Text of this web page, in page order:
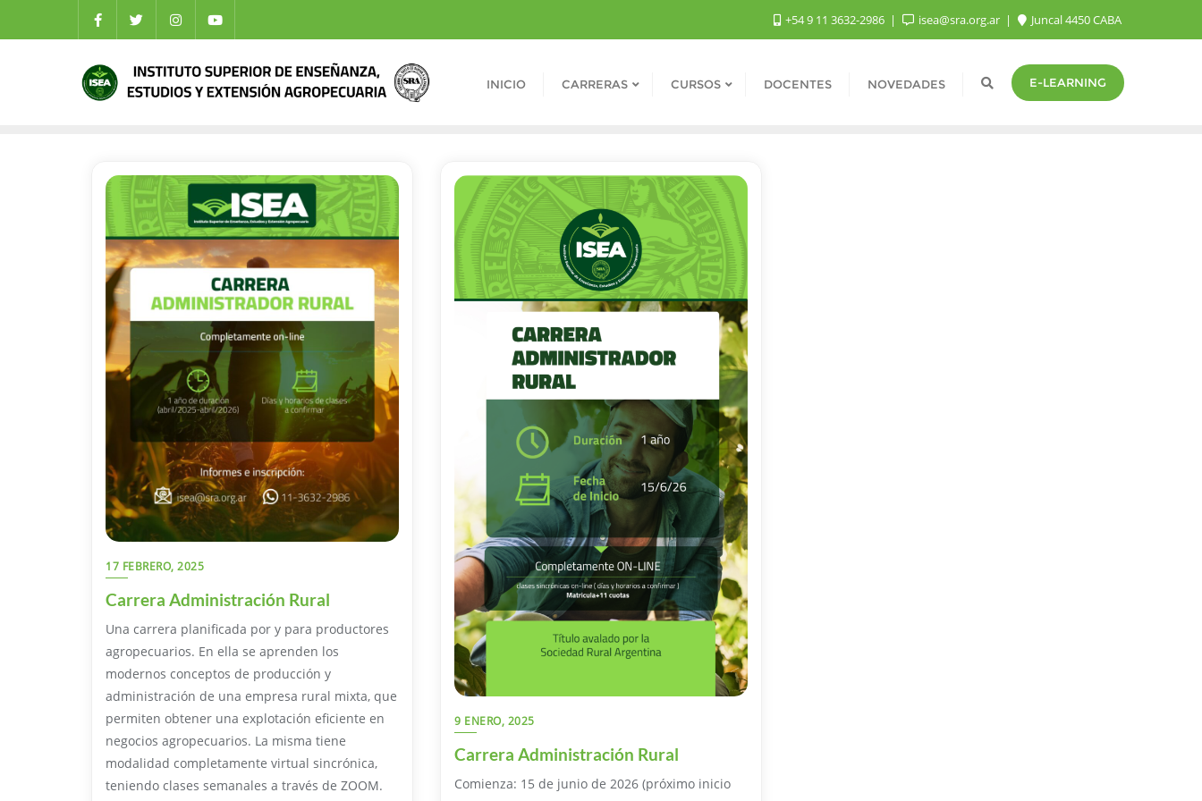
+54 9 11 3632-2986 isea@sra.org.ar Juncal 4450 CABA
INICIO CARRERAS CURSOS DOCENTES NOVEDADES E-LEARNING
17 FEBRERO, 2025
Carrera Administración Rural
Una carrera planificada por y para productores
agropecuarios. En ella se aprenden los
modernos conceptos de producción y
administración de una empresa rural mixta, que
permiten obtener una explotación eficiente en
negocios agropecuarios. La misma tiene
modalidad completamente virtual sincrónica,
teniendo clases semanales a través de ZOOM.
9 ENERO, 2025
Carrera Administración Rural
Comienza: 15 de junio de 2026 (próximo inicio